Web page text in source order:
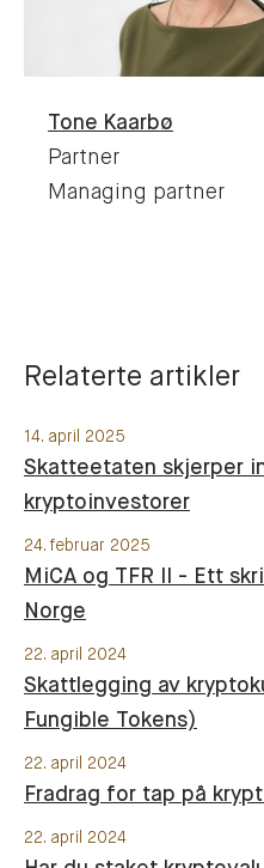
Tone Kaarbø
Partner
Managing partner
Relaterte artikler
14. april 2025
Skatteetaten skjerper
kryptoinvestorer
24. februar 2025
MiCA og TFR II - Ett
Norge
22. april 2024
Skattlegging av
Fungible Tokens)
22. april 2024
Fradrag for tap på
22. april 2024